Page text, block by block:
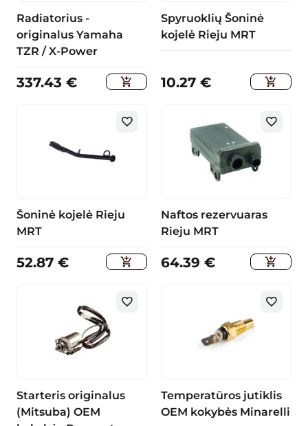
Radiatorius -
originalus Yamaha
TZR / X-Power
337.43 €
Spyruoklių Šoninė
kojelė Rieju MRT
10.27 €
Šoninė kojelė Rieju
MRT
52.87 €
Naftos rezervuaras
Rieju MRT
64.39 €
Starteris originalus
(Mitsuba) OEM
Temperatūros jutiklis
OEM kokybės Minarelli